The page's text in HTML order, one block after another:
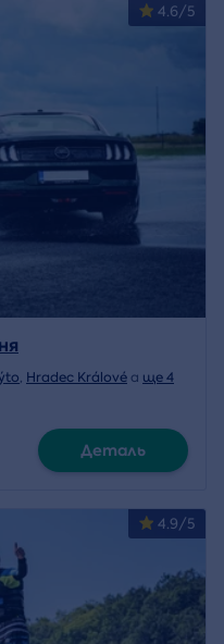
4.6/5
, Hradec Králové a ще 4
Деталь
4.9/5